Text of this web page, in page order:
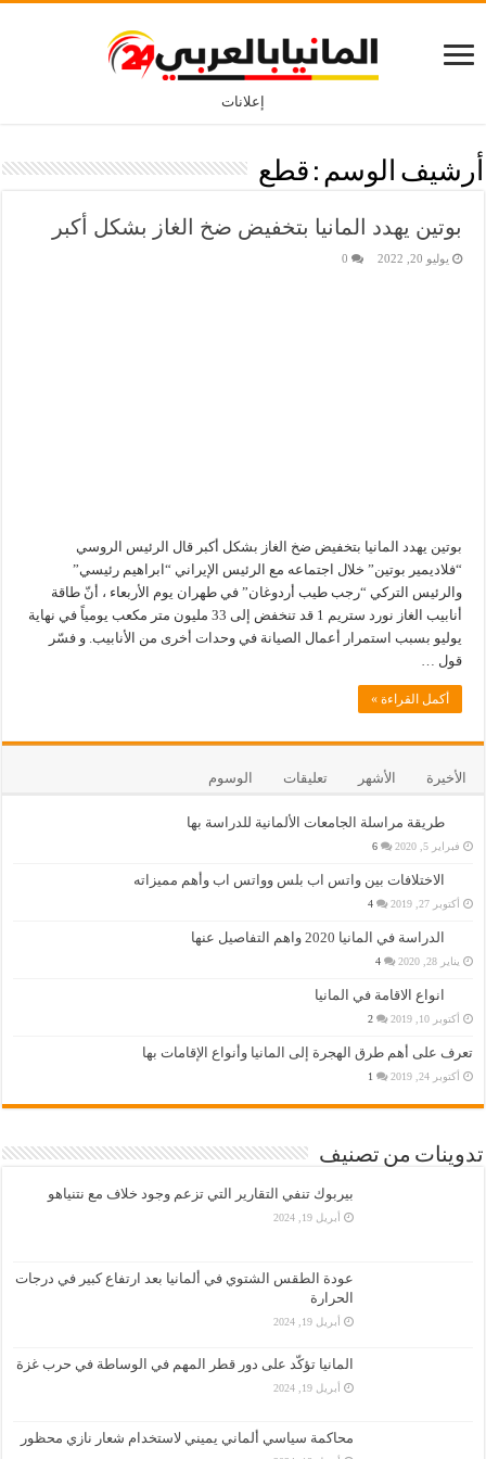
إعلانات
أرشيف الوسم : قطع
بوتين يهدد المانيا بتخفيض ضخ الغاز بشكل أكبر
يوليو 20, 2022 0
بوتين يهدد المانيا بتخفيض ضخ الغاز بشكل أكبر قال الرئيس الروسي
“فلاديمير بوتين” خلال اجتماعه مع الرئيس الإيراني “ابراهيم رئيسي”
والرئيس التركي “رجب طيب أردوغان” في طهران يوم الأربعاء ، أنّ طاقة
أنابيب الغاز نورد ستريم 1 قد تنخفض إلى 33 مليون متر مكعب يومياً في نهاية
يوليو بسبب استمرار أعمال الصيانة في وحدات أخرى من الأنابيب. و فسّر
قول …
أكمل القراءة »
الأخيرة الأشهر تعليقات الوسوم
طريقة مراسلة الجامعات الألمانية للدراسة بها
فبراير 5, 2020 6
الاختلافات بين واتس اب بلس وواتس اب وأهم مميزاته
أكتوبر 27, 2019 4
الدراسة في المانيا 2020 واهم التفاصيل عنها
يناير 28, 2020 4
انواع الاقامة في المانيا
أكتوبر 10, 2019 2
تعرف على أهم طرق الهجرة إلى المانيا وأنواع الإقامات بها
أكتوبر 24, 2019 1
تدوينات من تصنيف
بيربوك تنفي التقارير التي تزعم وجود خلاف مع نتنياهو
أبريل 19, 2024
عودة الطقس الشتوي في ألمانيا بعد ارتفاع كبير في درجات
الحرارة
أبريل 19, 2024
المانيا تؤكّد على دور قطر المهم في الوساطة في حرب غزة
أبريل 19, 2024
محاكمة سياسي ألماني يميني لاستخدام شعار نازي محظور